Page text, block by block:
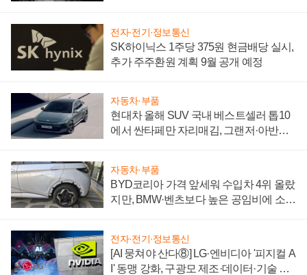
전자·전기·정보통신
SK하이닉스 1주당 375원 현금배당 실시,
추가 주주환원 계획 9월 공개 예정
자동차·부품
현대차 올해 SUV 국내 베스트셀러 톱10
에서 싼타페만 자리매김, 그랜저·아반떼
자동차·부품
BYD코리아 가격 앞세워 수입차 4위 올랐
지만, BMW·벤츠보다 높은 공임비에 소비
전자·전기·정보통신
[AI 뭉쳐야 산다⑧] LG·엔비디아 '피지컬 A
I' 동맹 강화, 구광모 제조·데이터·기술 결